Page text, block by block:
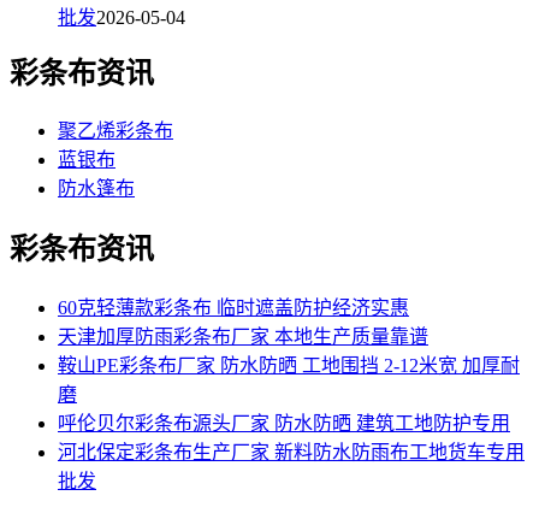
批发2026-05-04
彩条布资讯
聚乙烯彩条布
蓝银布
防水篷布
彩条布资讯
60克轻薄款彩条布 临时遮盖防护经济实惠
天津加厚防雨彩条布厂家 本地生产质量靠谱
鞍山PE彩条布厂家 防水防晒 工地围挡 2-12米宽 加厚耐
磨
呼伦贝尔彩条布源头厂家 防水防晒 建筑工地防护专用
河北保定彩条布生产厂家 新料防水防雨布工地货车专用
批发